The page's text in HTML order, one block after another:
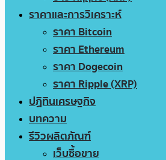
ราคาและการวิเคราะห์
ราคา Bitcoin
ราคา Ethereum
ราคา Dogecoin
ราคา Ripple (XRP)
ปฏิทินเศรษฐกิจ
บทความ
รีวิวผลิตภัณฑ์
เว็บซื้อขาย